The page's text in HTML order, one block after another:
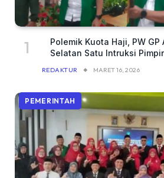
Polemik Kuota Haji, PW
Selatan Satu Intruksi
REDAKTUR MARET 16, 2026
PEMERINTAH